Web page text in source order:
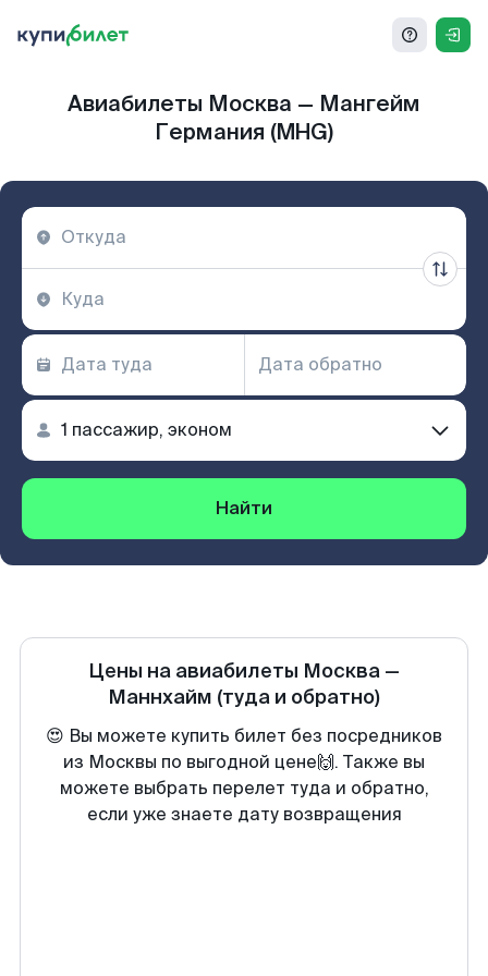
Авиабилеты Москва — Мангейм
Германия (MHG)
Найти
Цены на авиабилеты Москва —
Маннхайм (туда и обратно)
😍 Вы можете купить билет без посредников
из Москвы по выгодной цене🙌. Также вы
можете выбрать перелет туда и обратно,
если уже знаете дату возвращения